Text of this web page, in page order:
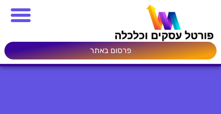
פרסום באתר